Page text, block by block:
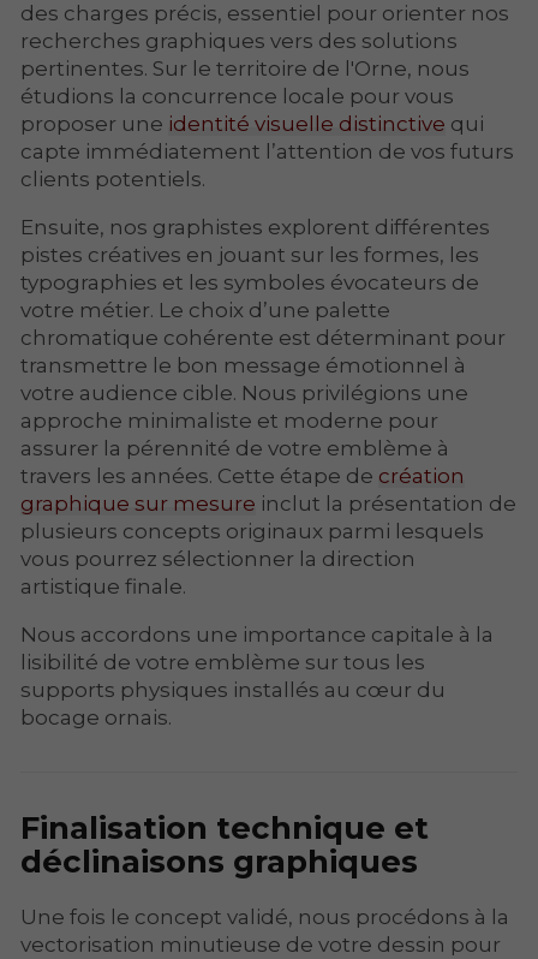
des charges précis, essentiel pour orienter nos
recherches graphiques vers des solutions
pertinentes. Sur le territoire de l'Orne, nous
étudions la concurrence locale pour vous
proposer une identité visuelle distinctive qui
capte immédiatement l’attention de vos futurs
clients potentiels.
Ensuite, nos graphistes explorent différentes
pistes créatives en jouant sur les formes, les
typographies et les symboles évocateurs de
votre métier. Le choix d’une palette
chromatique cohérente est déterminant pour
transmettre le bon message émotionnel à
votre audience cible. Nous privilégions une
approche minimaliste et moderne pour
assurer la pérennité de votre emblème à
travers les années. Cette étape de création
graphique sur mesure inclut la présentation de
plusieurs concepts originaux parmi lesquels
vous pourrez sélectionner la direction
artistique finale.
Nous accordons une importance capitale à la
lisibilité de votre emblème sur tous les
supports physiques installés au cœur du
bocage ornais.
Finalisation technique et
déclinaisons graphiques
Une fois le concept validé, nous procédons à la
vectorisation minutieuse de votre dessin pour